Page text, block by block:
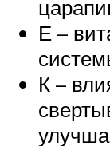
Е –
К –